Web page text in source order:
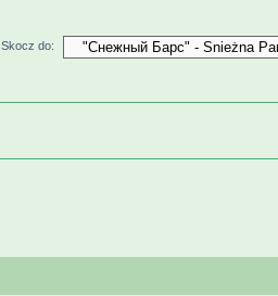
Skocz do: